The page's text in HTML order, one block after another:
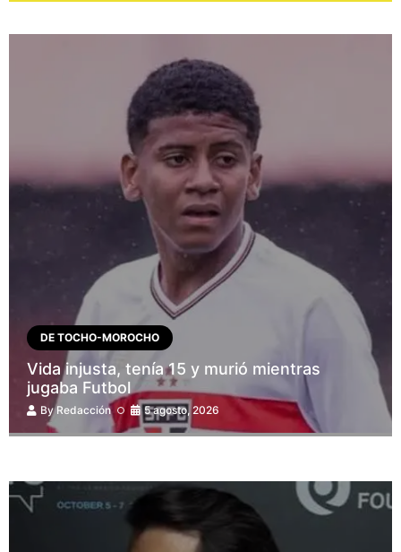
DE TOCHO-MOROCHO
Vida injusta, tenía 15 y murió mientras
jugaba Futbol
ByRedacción 5 agosto, 2026